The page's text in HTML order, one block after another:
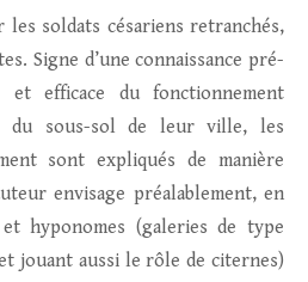
soldats césariens retranchés,
Signe d’une connaissance pré-
et efficace du fonctionnement
du sous-sol de leur ville, les
sont expliqués de manière
envisage préalablement, en
hyponomes (galeries de type
jouant aussi le rôle de citernes)